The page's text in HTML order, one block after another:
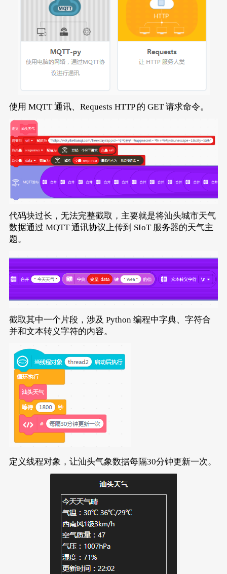
使用 MQTT 通讯、Requests HTTP 的 GET 请求命令。
代码块过长，无法完整截取，主要就是将汕头城市天气
数据通过 MQTT 通讯协议上传到 SIoT 服务器的天气主
题。
截取其中一个片段，涉及 Python 编程中字典、字符合
并和文本转义字符的内容。
定义线程对象，让汕头气象数据每隔30分钟更新一次。